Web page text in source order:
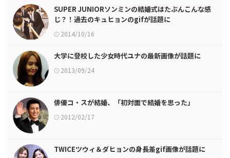
SUPER JUNIORソンミンの結婚式はたぶんこんな感
じ？！過去のキュヒョンのgifが話題に
2014/10/16
大学に登校した少女時代ユナの最新画像が話題に
2013/09/24
俳優コ・スが結婚、「初対面で結婚を思った」
2012/02/17
TWICEツウィ＆ダヒョンの身長差gif画像が話題に